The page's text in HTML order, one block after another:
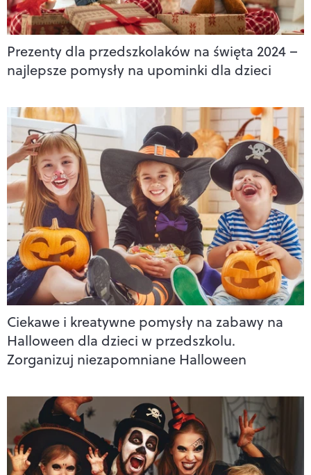
Prezenty dla przedszkolaków na święta 2024 –
najlepsze pomysły na upominki dla dzieci
Ciekawe i kreatywne pomysły na zabawy na
Halloween dla dzieci w przedszkolu.
Zorganizuj niezapomniane Halloween